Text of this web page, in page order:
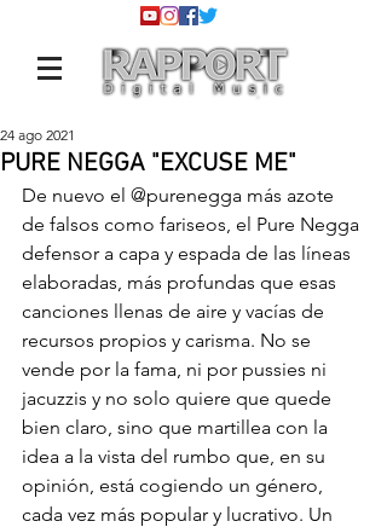
PURE NEGGA "EXCUSE ME"
24 ago 2021
De nuevo el @purenegga más azote
de falsos como fariseos, el Pure Negga
defensor a capa y espada de las líneas
elaboradas, más profundas que esas
canciones llenas de aire y vacías de
recursos propios y carisma. No se
vende por la fama, ni por pussies ni
jacuzzis y no solo quiere que quede
bien claro, sino que martillea con la
idea a la vista del rumbo que, en su
opinión, está cogiendo un género,
cada vez más popular y lucrativo. Un